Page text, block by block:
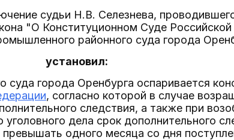
судьи Н.В. Селезнева,
"О Конституционном Суде
районного суда города
установил:
города Оренбурга оспаривается
, согласно которой в случае
следствия, а также при
дела срок дополнительного
одного месяца со дня